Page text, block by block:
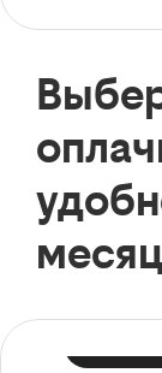
месяц